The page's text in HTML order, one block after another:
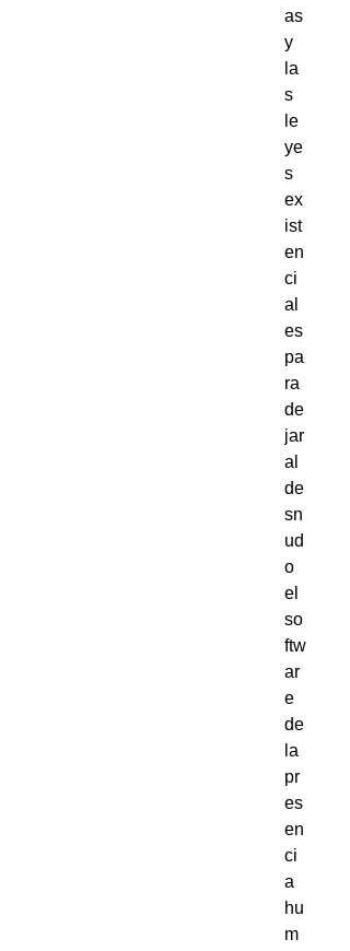
as
y
la
s
le
ye
s
ex
ist
en
ci
al
es
pa
ra
de
jar
al
de
sn
ud
o
el
so
ftw
ar
e
de
la
pr
es
en
ci
a
hu
m